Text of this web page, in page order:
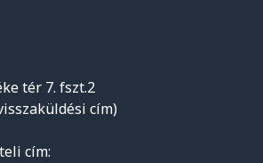
tér 7. fszt.2
cím)
cím: